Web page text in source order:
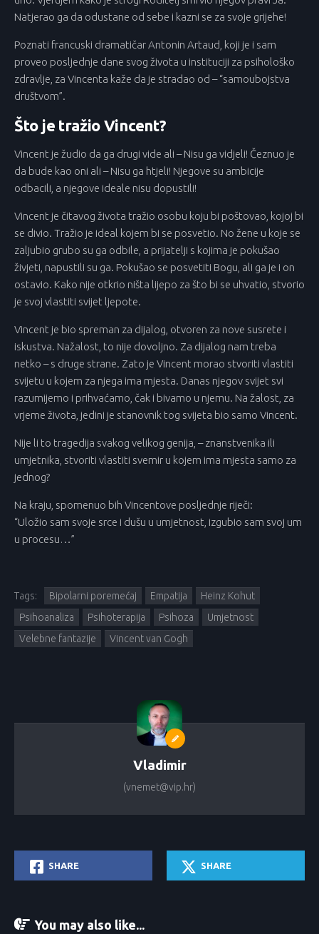
Natjerao ga da odustane od sebe i kazni se za svoje grijehe!
Poznati francuski dramatičar Antonin Artaud, koji je i sam
proveo posljednje dane svog života u instituciji za psihološko
zdravlje, za Vincenta kaže da je stradao od – “samoubojstva
društvom”.
Što je tražio Vincent?
Vincent je žudio da ga drugi vide ali – Nisu ga vidjeli! Čeznuo je
da bude kao oni ali – Nisu ga htjeli! Njegove su ambicije
odbacili, a njegove ideale nisu dopustili!
Vincent je čitavog života tražio osobu koju bi poštovao, kojoj bi
se divio. Tražio je ideal kojem bi se posvetio. No žene u koje se
zaljubio grubo su ga odbile, a prijatelji s kojima je pokušao
živjeti, napustili su ga. Pokušao se posvetiti Bogu, ali ga je i on
ostavio. Kako nije otkrio ništa lijepo za što bi se uhvatio, stvorio
je svoj vlastiti svijet ljepote.
Vincent je bio spreman za dijalog, otvoren za nove susrete i
iskustva. Nažalost, to nije dovoljno. Za dijalog nam treba
netko – s druge strane. Zato je Vincent morao stvoriti vlastiti
svijetu u kojem za njega ima mjesta. Danas njegov svijet svi
razumijemo i prihvaćamo, čak i bivamo u njemu. Na žalost, za
vrjeme života, jedini je stanovnik tog svijeta bio samo Vincent.
Nije li to tragedija svakog velikog genija, – znanstvenika ili
umjetnika, stvoriti vlastiti svemir u kojem ima mjesta samo za
jednog?
Na kraju, spomenuo bih Vincentove posljednje riječi:
“Uložio sam svoje srce i dušu u umjetnost, izgubio sam svoj um
u procesu…”
Tags: Bipolarni poremećaj Empatija
Heinz Kohut
Psihoanaliza
Psihoterapija Psihoza
Umjetnost
Velebne fantazije
Vincent van Gogh
Vladimir
(vnemet@vip.hr)
SHARE SHARE
You may also like...